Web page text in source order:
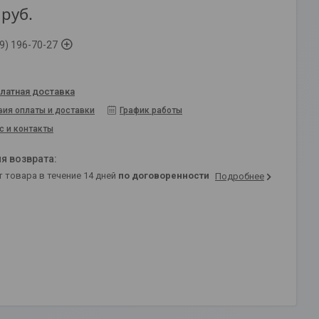
руб.
196-70-27
доставка
оплаты и доставки
График работы
и контакты
товара в течение 14 дней по договоренности Подробнее